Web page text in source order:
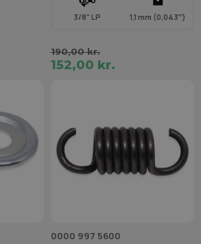
3/8" LP 1,1 mm (0,043″)
190,00 kr.
152,00 kr.
0000 997 5600